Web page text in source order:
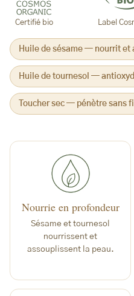
Certifié bio Label
Huile de sésame — nourrit et
Huile de tournesol —
Toucher sec — pénètre sans
Nourrie en profondeur
Sésame et tournesol
nourrissent et
assouplissent la peau.